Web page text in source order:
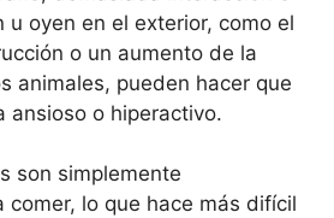
u oyen en el exterior, como el
o un aumento de la
animales, pueden hacer que
ansioso o hiperactivo.
son simplemente
comer, lo que hace más difícil